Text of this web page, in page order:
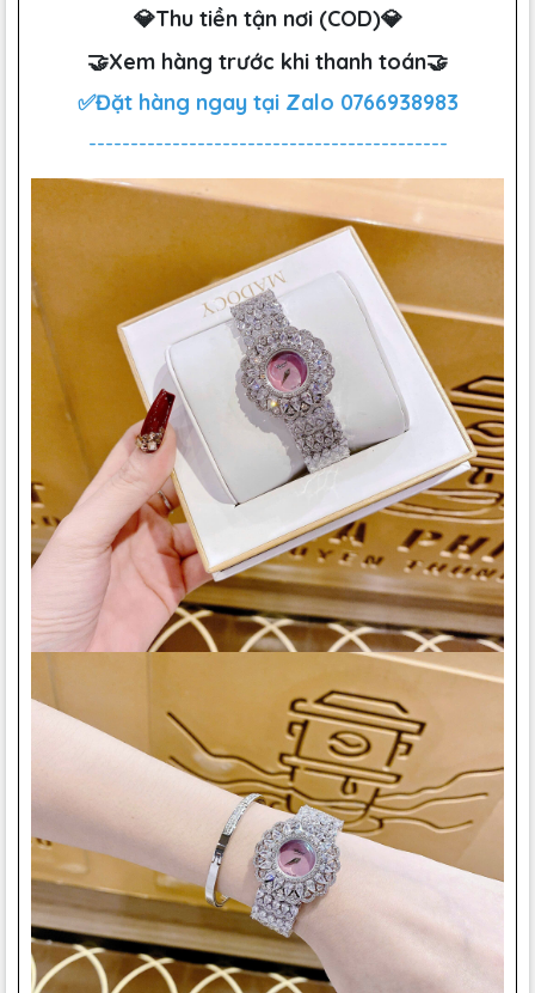
💎Thu tiền tận nơi (COD)💎
🤝Xem hàng trước khi thanh toán🤝
✅Đặt hàng ngay tại Zalo 0766938983
-------------------------------------------